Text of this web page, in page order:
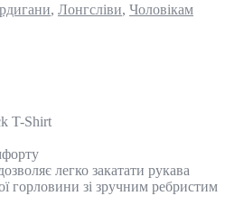
, Лонгсліви, Чоловікам
T-Shirt
легко закатати рукава
горловини зі зручним ребристим